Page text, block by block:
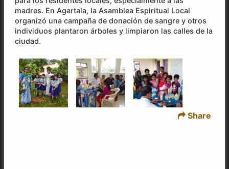
madres. En Agartala, la Asamblea Espiritual Local
organizó una campaña de donación de sangre y otros
individuos plantaron árboles y limpiaron las calles de la
ciudad.
Share